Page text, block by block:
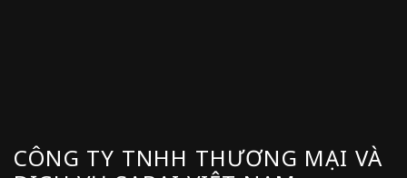
CÔNG TY TNHH THƯƠNG MẠI VÀ